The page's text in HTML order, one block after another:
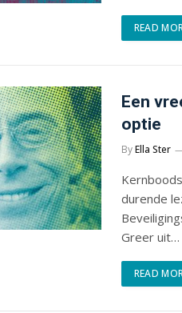
READ
Een
optie
By Ella Ster
durende
Greer uit…
READ